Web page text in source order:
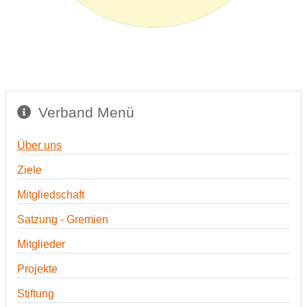
Verband Menü
Über uns
Ziele
Mitgliedschaft
Satzung - Gremien
Mitglieder
Projekte
Stiftung